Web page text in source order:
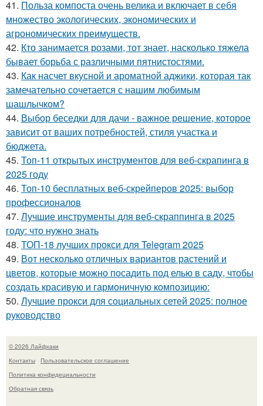
41. Польза компоста очень велика и включает в себя
множество экологических, экономических и
агрономических преимуществ.
42. Кто занимается розами, тот знает, насколько тяжела
бывает борьба с различными пятнистостями.
43. Как насчет вкусной и ароматной аджики, которая так
замечательно сочетается с нашим любимым
шашлычком?
44. Выбор беседки для дачи - важное решение, которое
зависит от ваших потребностей, стиля участка и
бюджета.
45. Топ-11 открытых инструментов для веб-скрапинга в
2025 году
46. Топ-10 бесплатных веб-скрейперов 2025: выбор
профессионалов
47. Лучшие инструменты для веб-скраппинга в 2025
году: что нужно знать
48. ТОП-18 лучших прокси для Telegram 2025
49. Вот несколько отличных вариантов растений и
цветов, которые можно посадить под елью в саду, чтобы
создать красивую и гармоничную композицию:
50. Лучшие прокси для социальных сетей 2025: полное
руководство
© 2026 Лайфхаки
Контакты
Пользовательское соглашение
Политика конфидециальности
Обратная связь